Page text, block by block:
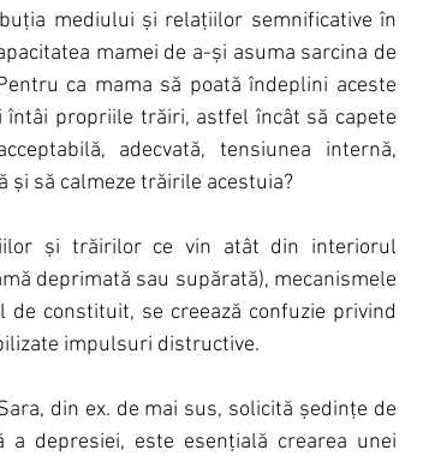
mediului și relațiilor semnificative în
mamei de a-și asuma sarcina de
ca mama să poată îndeplini aceste
propriile trăiri, astfel încât să capete
adecvată, tensiunea internă,
și să calmeze trăirile acestuia?
și trăirilor ce vin atât din interiorul
deprimată sau supărată), mecanismele
constituit, se creează confuzie privind
impulsuri distructive.
din ex. de mai sus, solicită ședințe de
depresiei, este esențială crearea unei